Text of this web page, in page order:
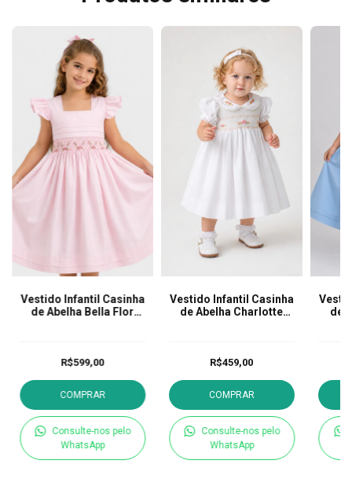
Vestido Infantil Casinha
de Abelha Bella Flor
R$599,00
COMPRAR
Consulte-nos pelo
WhatsApp
Vestido Infantil Casinha
de Abelha Charlotte
R$459,00
COMPRAR
Consulte-nos pelo
WhatsApp
de